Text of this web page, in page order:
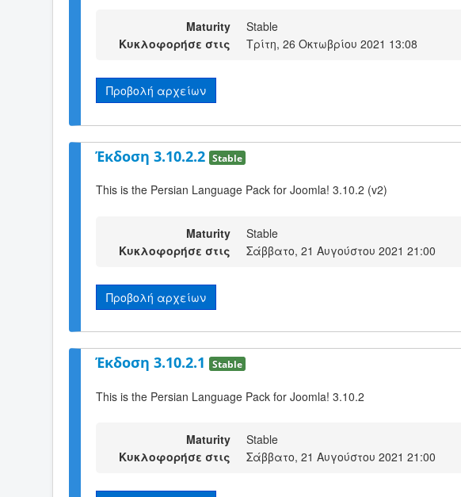
Maturity
Stable
Κυκλοφορήσε στις
Τρίτη, 26 Οκτωβρίου 2021 13:08
Προβολή αρχείων
Έκδοση 3.10.2.2 Stable
This is the Persian Language Pack for Joomla! 3.10.2 (v2)
Maturity
Stable
Κυκλοφορήσε στις
Σάββατο, 21 Αυγούστου 2021 21:00
Προβολή αρχείων
Έκδοση 3.10.2.1 Stable
This is the Persian Language Pack for Joomla! 3.10.2
Maturity
Stable
Κυκλοφορήσε στις
Σάββατο, 21 Αυγούστου 2021 21:00